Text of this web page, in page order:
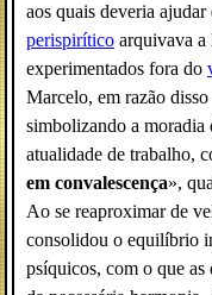
aos quais deveria
perispirítico arquivava a
experimentados fora do
Marcelo, em razão
simbolizando a moradia
atualidade de trabalho,
em convalescença»,
Ao se reaproximar de
consolidou o equilíbrio
psíquicos, com o que as